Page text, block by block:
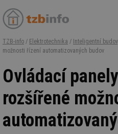
TZB-info / Elektrotechnika / Inteligentní
možnosti řízení automatizovaných budov
Ovládací
rozšířené